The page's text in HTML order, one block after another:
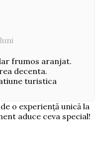
frumos aranjat.
decenta.
turistica
o experiență unică la
aduce ceva special!